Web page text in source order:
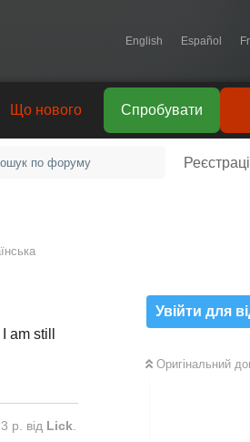
English Español
Спробувати
Що нового
Увійти для
Оригінальний
am still
р. від Lick